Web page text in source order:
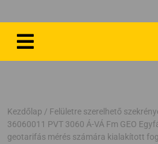
Kezdőlap / Felületre szerelhető
36060011 PVT 3060 Á-VÁ Fm GEO
geotarifás mérés számára kialakított